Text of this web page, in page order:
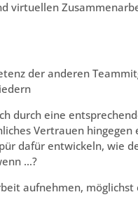
virtuellen
der anderen
durch eine
Vertrauen
dafür entwickeln, wie
…?
aufnehmen,